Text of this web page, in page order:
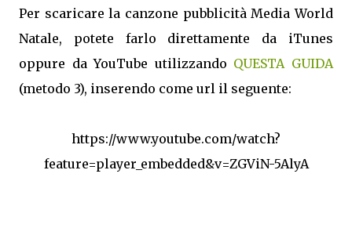
Per scaricare la canzone pubblicità Media World
Natale, potete farlo direttamente da iTunes
oppure da YouTube utilizzando QUESTA GUIDA
(metodo 3), inserendo come url il seguente:
https://www.youtube.com/watch?
feature=player_embedded&v=ZGViN-5AlyA